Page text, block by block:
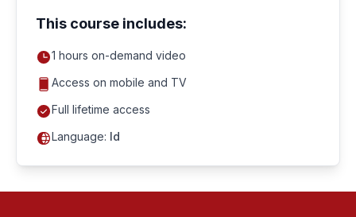
This course includes:
1 hours on-demand video
Access on mobile and TV
Full lifetime access
Language: Id